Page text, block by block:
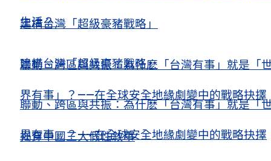
建構台灣「超級豪豬戰略」
聯動、跨區與共振：為什麽「台灣有事」就是「
界有事」？——在全球安全地緣劇變中的戰略抉擇
揭穿中國三大假性敘事
生活？
建構台灣「超級豪豬戰略」
聯動、跨區與共振：為什麽「台灣有事」就是「
界有事」？——在全球安全地緣劇變中的戰略抉擇